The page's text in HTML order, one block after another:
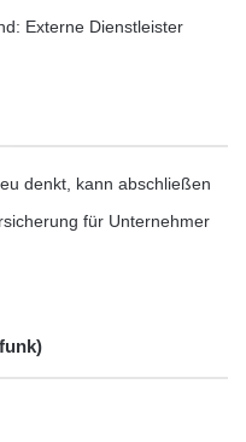
Externe Dienstleister
denkt, kann abschließen
für Unternehmer